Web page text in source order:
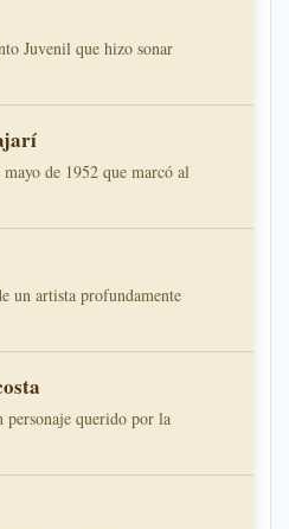
Juvenil que hizo sonar
de 1952 que marcó al
un artista profundamente
querido por la